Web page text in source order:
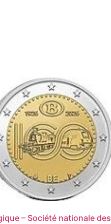
– Société nationale des